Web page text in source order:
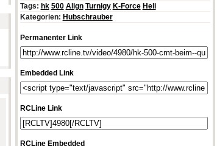
Tags: hk 500 Align Turnigy K-Force Heli
Kategorien: Hubschrauber
Permanenter Link
Embedded Link
RCLine Link
RCLine Embedded